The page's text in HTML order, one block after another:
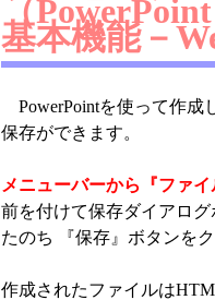
（
基本機能－
PowerPointを使って作成
保存ができます。
メニューバーから『ファ
前を付けて保存ダイアロ
たのち 『保存』ボタンを
作成されたファイルは